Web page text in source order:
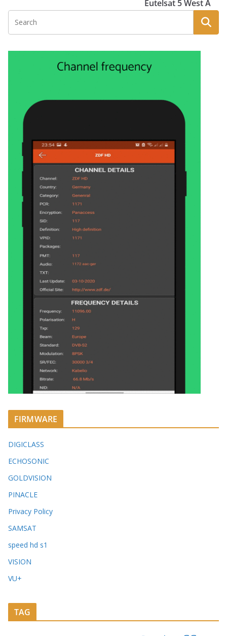
Eutelsat 5 West A
FIRMWARE
DIGICLASS
ECHOSONIC
GOLDVISION
PINACLE
Privacy Policy
SAMSAT
speed hd s1
VISION
VU+
TAG